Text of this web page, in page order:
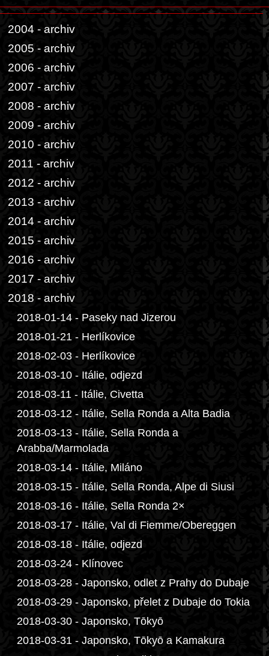
2004 - archiv
2005 - archiv
2006 - archiv
2007 - archiv
2008 - archiv
2009 - archiv
2010 - archiv
2011 - archiv
2012 - archiv
2013 - archiv
2014 - archiv
2015 - archiv
2016 - archiv
2017 - archiv
2018 - archiv
2018-01-14 - Paseky nad Jizerou
2018-01-21 - Herlíkovice
2018-02-03 - Herlíkovice
2018-03-10 - Itálie, odjezd
2018-03-11 - Itálie, Civetta
2018-03-12 - Itálie, Sella Ronda a Alta Badia
2018-03-13 - Itálie, Sella Ronda a
Arabba/Marmolada
2018-03-14 - Itálie, Miláno
2018-03-15 - Itálie, Sella Ronda, Alpe di Siusi
2018-03-16 - Itálie, Sella Ronda 2×
2018-03-17 - Itálie, Val di Fiemme/Obereggen
2018-03-18 - Itálie, odjezd
2018-03-24 - Klínovec
2018-03-28 - Japonsko, odlet z Prahy do Dubaje
2018-03-29 - Japonsko, přelet z Dubaje do Tokia
2018-03-30 - Japonsko, Tōkyō
2018-03-31 - Japonsko, Tōkyō a Kamakura